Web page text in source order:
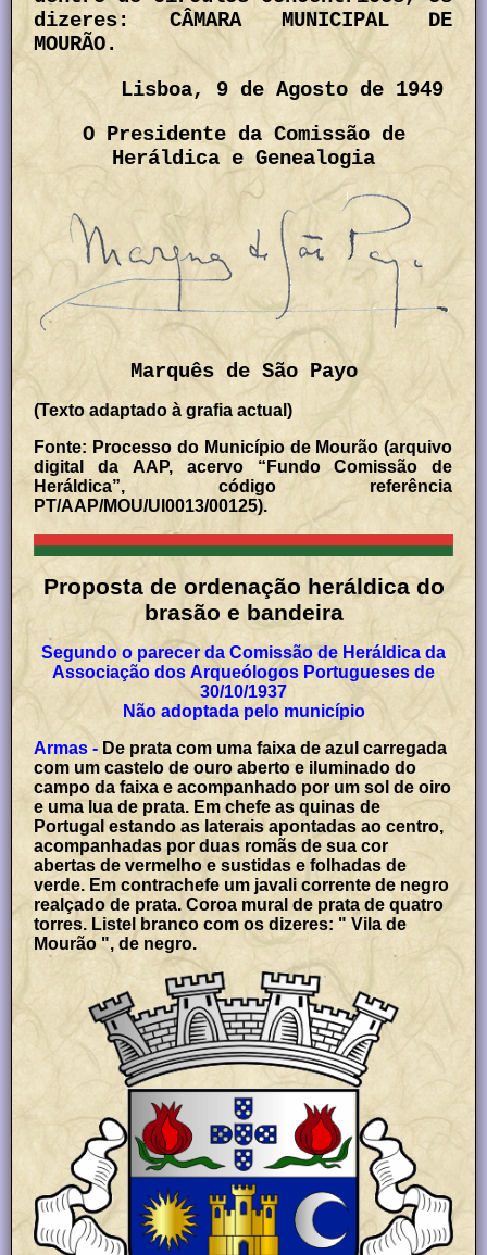
dizeres: CÂMARA MUNICIPAL DE
MOURÃO.
Lisboa, 9 de Agosto de 1949
O Presidente da Comissão de
Heráldica e Genealogia
Marquês de São Payo
(Texto adaptado à grafia actual)
Fonte: Processo do Município de Mourão (arquivo
digital da AAP, acervo “Fundo Comissão de
Heráldica”, código referência
PT/AAP/MOU/UI0013/00125).
Proposta de ordenação heráldica do
brasão e bandeira
Segundo o parecer da Comissão de Heráldica da
Associação dos Arqueólogos Portugueses de
30/10/1937
Não adoptada pelo município
Armas - De prata com uma faixa de azul carregada
com um castelo de ouro aberto e iluminado do
campo da faixa e acompanhado por um sol de oiro
e uma lua de prata. Em chefe as quinas de
Portugal estando as laterais apontadas ao centro,
acompanhadas por duas romãs de sua cor
abertas de vermelho e sustidas e folhadas de
verde. Em contrachefe um javali corrente de negro
realçado de prata. Coroa mural de prata de quatro
torres. Listel branco com os dizeres: " Vila de
Mourão ", de negro.